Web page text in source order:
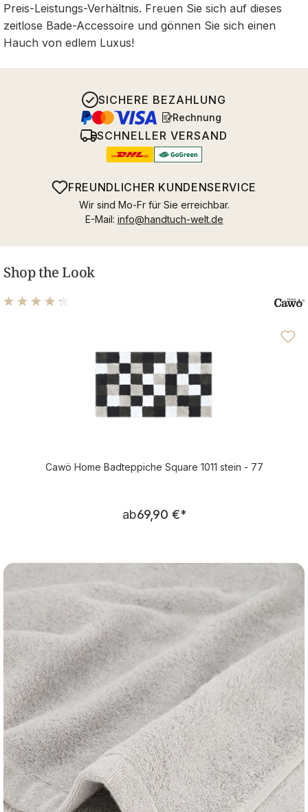
Preis-Leistungs-Verhältnis. Freuen Sie sich auf dieses
zeitlose Bade-Accessoire und gönnen Sie sich einen
Hauch von edlem Luxus!
SICHERE BEZAHLUNG
Rechnung
SCHNELLER VERSAND
FREUNDLICHER KUNDENSERVICE
Wir sind Mo-Fr für Sie erreichbar.
E-Mail: info@handtuch-welt.de
Shop the Look
Cawö Home Badteppiche Square 1011 stein - 77
Regulärer Preis:
ab69,90 €*